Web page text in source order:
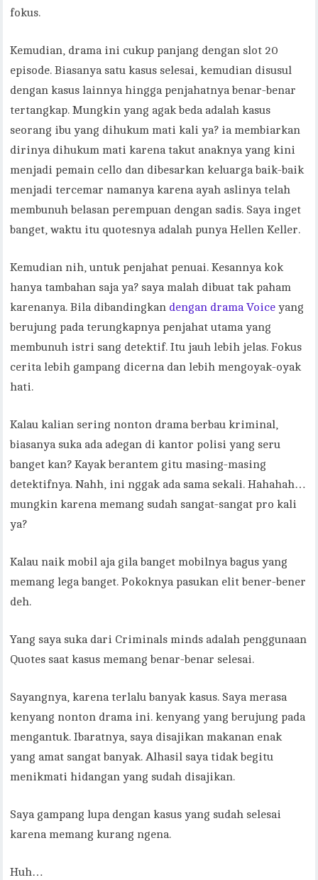
fokus.
Kemudian, drama ini cukup panjang dengan slot 20
episode. Biasanya satu kasus selesai, kemudian disusul
dengan kasus lainnya hingga penjahatnya benar-benar
tertangkap. Mungkin yang agak beda adalah kasus
seorang ibu yang dihukum mati kali ya? ia membiarkan
dirinya dihukum mati karena takut anaknya yang kini
menjadi pemain cello dan dibesarkan keluarga baik-baik
menjadi tercemar namanya karena ayah aslinya telah
membunuh belasan perempuan dengan sadis. Saya inget
banget, waktu itu quotesnya adalah punya Hellen Keller.
Kemudian nih, untuk penjahat penuai. Kesannya kok
hanya tambahan saja ya? saya malah dibuat tak paham
karenanya. Bila dibandingkan dengan drama Voice yang
berujung pada terungkapnya penjahat utama yang
membunuh istri sang detektif. Itu jauh lebih jelas. Fokus
cerita lebih gampang dicerna dan lebih mengoyak-oyak
hati.
Kalau kalian sering nonton drama berbau kriminal,
biasanya suka ada adegan di kantor polisi yang seru
banget kan? Kayak berantem gitu masing-masing
detektifnya. Nahh, ini nggak ada sama sekali. Hahahah…
mungkin karena memang sudah sangat-sangat pro kali
ya?
Kalau naik mobil aja gila banget mobilnya bagus yang
memang lega banget. Pokoknya pasukan elit bener-bener
deh.
Yang saya suka dari Criminals minds adalah penggunaan
Quotes saat kasus memang benar-benar selesai.
Sayangnya, karena terlalu banyak kasus. Saya merasa
kenyang nonton drama ini. kenyang yang berujung pada
mengantuk. Ibaratnya, saya disajikan makanan enak
yang amat sangat banyak. Alhasil saya tidak begitu
menikmati hidangan yang sudah disajikan.
Saya gampang lupa dengan kasus yang sudah selesai
karena memang kurang ngena.
Huh…